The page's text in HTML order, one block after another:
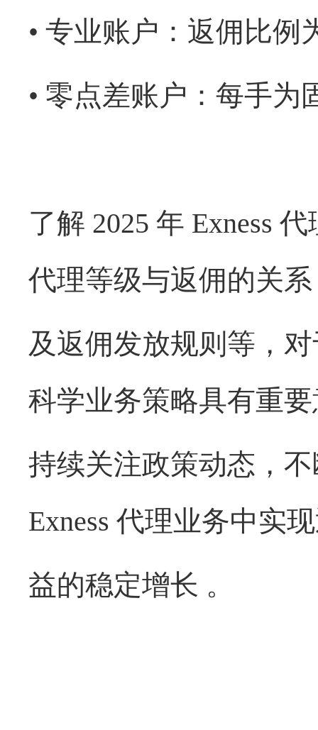
• 专业账户：返佣比例
• 零点差账户：每手为
了解 2025 年 Exness
代理等级与返佣的关
及返佣发放规则等，
科学业务策略具有重
持续关注政策动态，
Exness 代理业务中实
益的稳定增长 。